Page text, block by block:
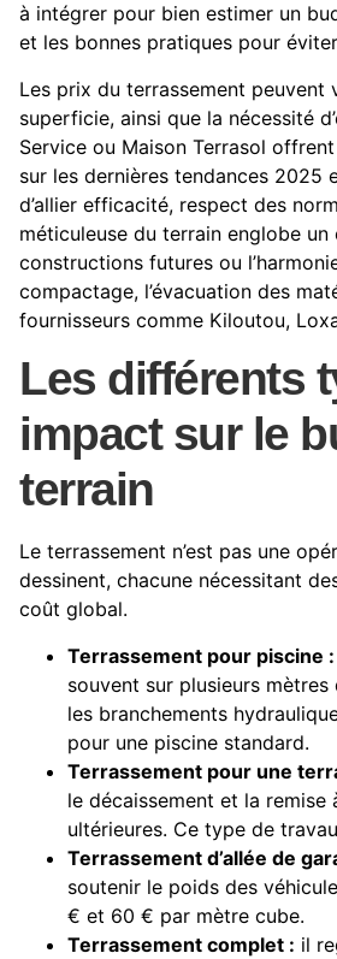
à intégrer pour bien estimer un
et les bonnes pratiques pour
Les prix du terrassement
superficie, ainsi que la nécessité
Service ou Maison Terrasol
sur les dernières tendances 2025
d’allier efficacité, respect des
méticuleuse du terrain englobe
constructions futures ou
compactage, l’évacuation des
fournisseurs comme Kiloutou,
Les différents
impact sur le
terrain
Le terrassement n’est pas une
dessinent, chacune nécessitant
coût global.
Terrassement pour piscine :
souvent sur plusieurs
les branchements
pour une piscine standard.
Terrassement pour une
le décaissement et la
ultérieures. Ce type de
Terrassement d’allée de
soutenir le poids des
€ et 60 € par mètre cube.
Terrassement complet : il